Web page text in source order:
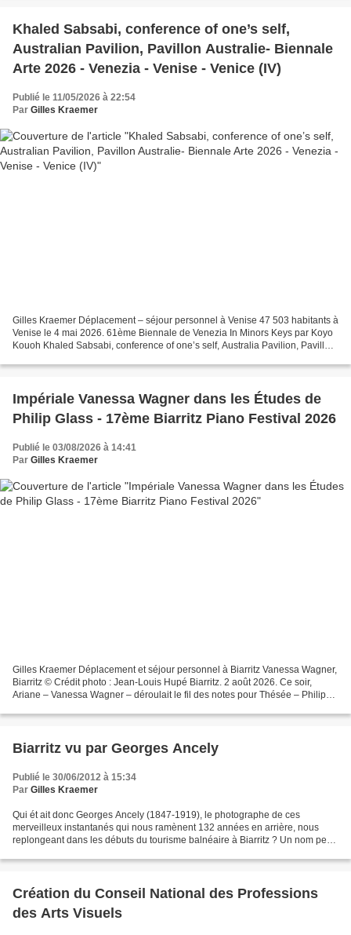
Khaled Sabsabi, conference of one’s self,
Australian Pavilion, Pavillon Australie- Biennale
Arte 2026 - Venezia - Venise - Venice (IV)
Publié le 11/05/2026 à 22:54
Par Gilles Kraemer
Gilles Kraemer Déplacement – séjour personnel à Venise 47 503 habitants à
Venise le 4 mai 2026. 61ème Biennale de Venezia In Minors Keys par Koyo
Kouoh Khaled Sabsabi, conference of one’s self, Australia Pavilion, Pavillon
Impériale Vanessa Wagner dans les Études de
Philip Glass - 17ème Biarritz Piano Festival 2026
Publié le 03/08/2026 à 14:41
Par Gilles Kraemer
Gilles Kraemer Déplacement et séjour personnel à Biarritz Vanessa Wagner,
Biarritz © Crédit photo : Jean-Louis Hupé Biarritz. 2 août 2026. Ce soir,
Ariane – Vanessa Wagner – déroulait le fil des notes pour Thésée – Philip
Biarritz vu par Georges Ancely
Publié le 30/06/2012 à 15:34
Par Gilles Kraemer
Qui ét ait donc Georges Ancely (1847-1919), le photographe de ces
merveilleux instantanés qui nous ramènent 132 années en arrière, nous
replongeant dans les débuts du tourisme balnéaire à Biarritz ? Un nom peu
Création du Conseil National des Professions
des Arts Visuels